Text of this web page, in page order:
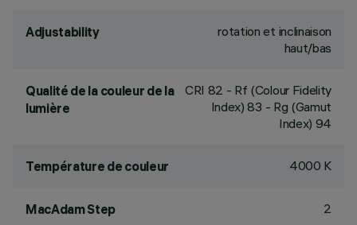
Adjustability
rotation et inclinaison
haut/bas
Qualité de la couleur de la
lumière
CRI 82 - Rf (Colour Fidelity
Index) 83 - Rg (Gamut
Index) 94
Température de couleur 4000 K
MacAdam Step 2